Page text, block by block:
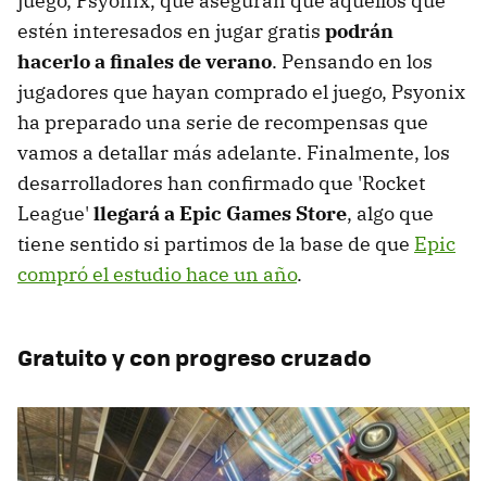
estén interesados en jugar gratis podrán
hacerlo a finales de verano. Pensando en los
jugadores que hayan comprado el juego, Psyonix
ha preparado una serie de recompensas que
vamos a detallar más adelante. Finalmente, los
desarrolladores han confirmado que 'Rocket
League' llegará a Epic Games Store, algo que
tiene sentido si partimos de la base de que Epic
compró el estudio hace un año.
Gratuito y con progreso cruzado